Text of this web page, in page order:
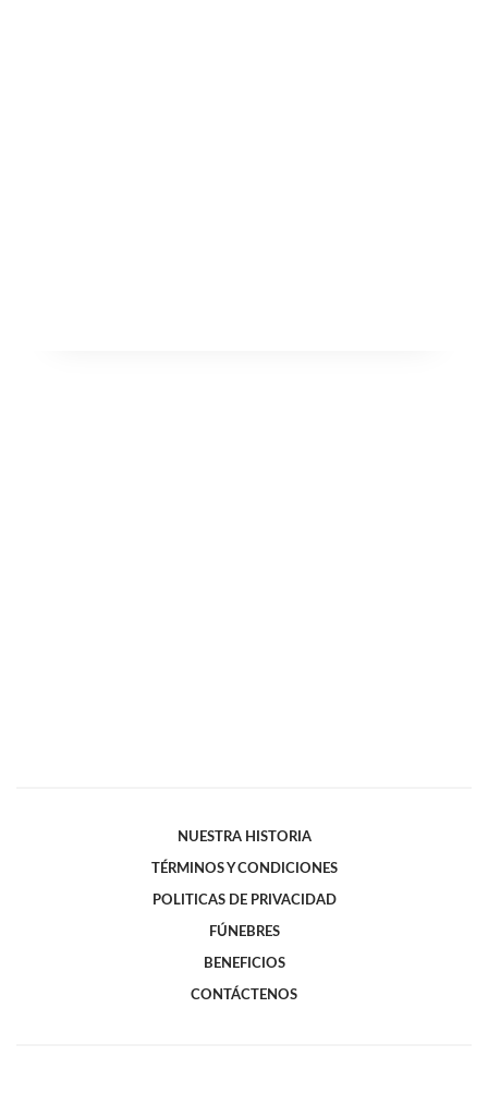
NUESTRA HISTORIA
TÉRMINOS Y CONDICIONES
POLITICAS DE PRIVACIDAD
FÚNEBRES
BENEFICIOS
CONTÁCTENOS